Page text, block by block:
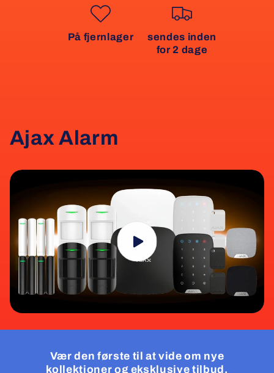
På fjernlager
sendes inden
for 2 dage
Ajax Alarm
Vær den første til at vide om nye
kollektioner og eksklusive tilbud.